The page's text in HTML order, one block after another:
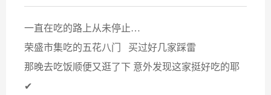
一直在吃的路上从未停止…
荣盛市集吃的五花八门 买过好几家踩雷
那晚去吃饭顺便又逛了下 意外发现这家挺好吃的耶
✔